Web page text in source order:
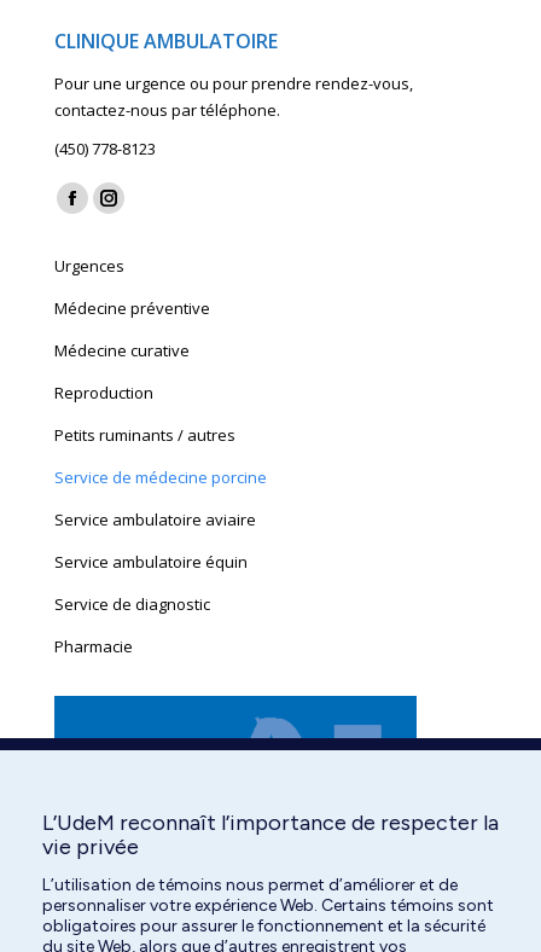
CLINIQUE AMBULATOIRE
Pour une urgence ou pour prendre rendez-vous,
contactez-nous par téléphone.
(450) 778-8123
Find us on:
Facebook
opens
in
Instagram
opens
in
Urgences
Médecine préventive
Médecine curative
Reproduction
Petits ruminants / autres
Service de médecine porcine
Service ambulatoire aviaire
Service ambulatoire équin
Service de diagnostic
Pharmacie
L’UdeM reconnaît l’importance de respecter la
vie privée
L’utilisation de témoins nous permet d’améliorer et de
personnaliser votre expérience Web. Certains témoins sont
obligatoires pour assurer le fonctionnement et la sécurité
du site Web, alors que d’autres enregistrent vos